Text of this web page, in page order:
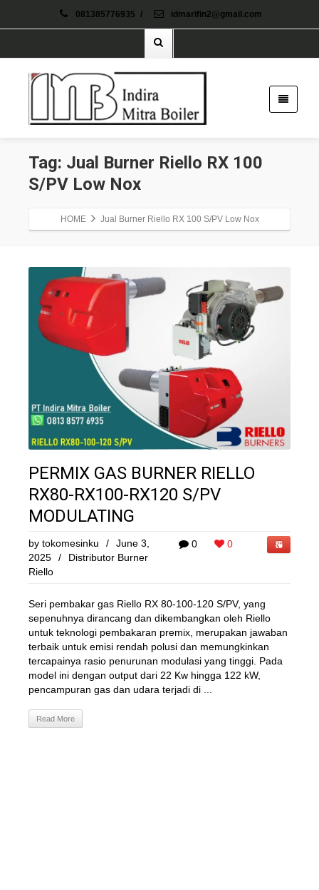
081385776935 / idmarifin2@gmail.com
Tag: Jual Burner Riello RX 100
S/PV Low Nox
HOME Jual Burner Riello RX 100 S/PV Low Nox
PERMIX GAS BURNER RIELLO
RX80-RX100-RX120 S/PV
MODULATING
0 0
by tokomesinku /
June 3,
2025
/
Distributor Burner
Riello
Seri pembakar gas Riello RX 80-100-120 S/PV, yang
sepenuhnya dirancang dan dikembangkan oleh Riello
untuk teknologi pembakaran premix, merupakan jawaban
terbaik untuk emisi rendah polusi dan memungkinkan
tercapainya rasio penurunan modulasi yang tinggi. Pada
model ini dengan output dari 22 Kw hingga 122 kW,
pencampuran gas dan udara terjadi di ...
Read More